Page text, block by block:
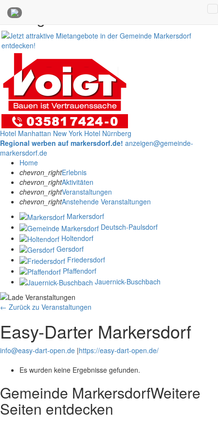
Anzeigen
Hotel Manhattan New York Hotel Nürnberg
Regional werben auf markersdorf.de! anzeigen@gemeinde-
markersdorf.de
Home
chevron_rightErlebnis
chevron_rightAktivitäten
chevron_rightVeranstaltungen
chevron_rightAnstehende Veranstaltungen
Markersdorf
Deutsch-Paulsdorf
Holtendorf
Gersdorf
Friedersdorf
Pfaffendorf
Jauernick-Buschbach
← Zurück zu Veranstaltungen
Easy-Darter Markersdorf
info@easy-dart-open.de |https://easy-dart-open.de/
Es wurden keine Ergebnisse gefunden.
Gemeinde MarkersdorfWeitere
Seiten entdecken